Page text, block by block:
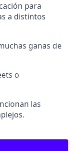
para
a distintos
ganas de
o
las